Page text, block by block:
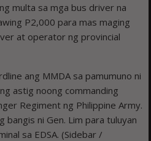
multa sa mga bus driver na
P2,000 para mas maging
at operator ng provincial
ang MMDA sa pamumuno ni
astig noong commanding
Regiment ng Philippine Army.
bangis ni Gen. Lim para tuluyan
sa EDSA. (Sidebar /